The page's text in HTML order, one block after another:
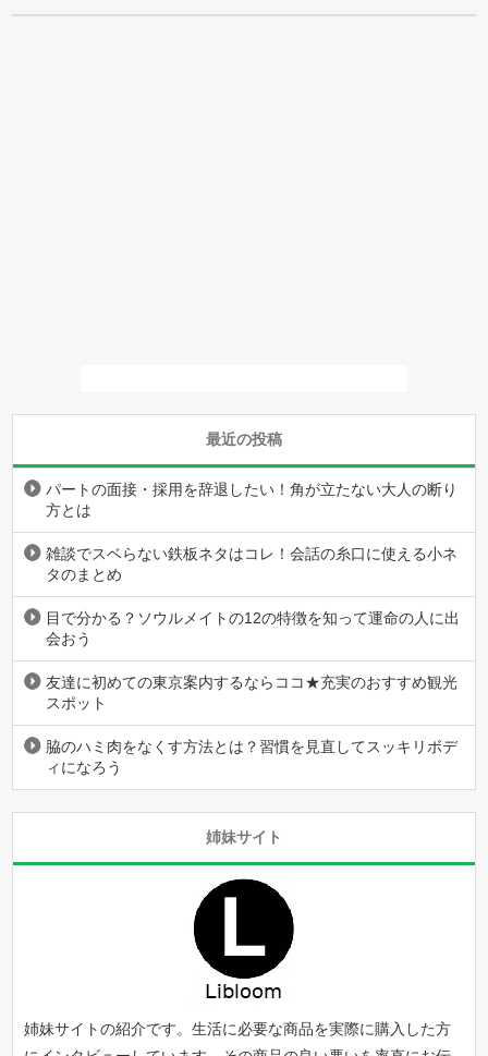
最近の投稿
パートの面接・採用を辞退したい！角が立たない大人の断り
方とは
雑談でスベらない鉄板ネタはコレ！会話の糸口に使える小ネ
タのまとめ
目で分かる？ソウルメイトの12の特徴を知って運命の人に出
会おう
友達に初めての東京案内するならココ★充実のおすすめ観光
スポット
脇のハミ肉をなくす方法とは？習慣を見直してスッキリボデ
ィになろう
姉妹サイト
姉妹サイトの紹介です。生活に必要な商品を実際に購入した方